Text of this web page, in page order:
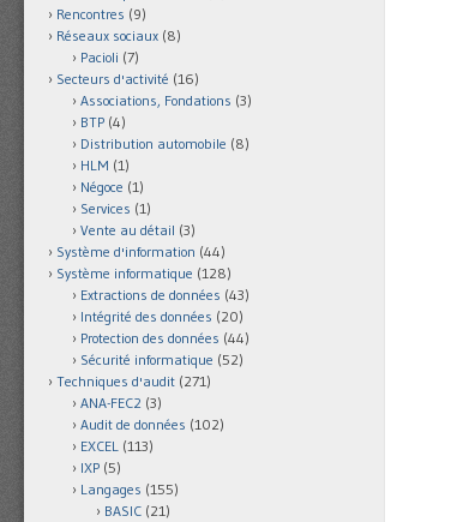
Rencontres (9)
Réseaux sociaux (8)
Pacioli (7)
Secteurs d'activité (16)
Associations, Fondations (3)
BTP (4)
Distribution automobile (8)
HLM (1)
Négoce (1)
Services (1)
Vente au détail (3)
Système d'information (44)
Système informatique (128)
Extractions de données (43)
Intégrité des données (20)
Protection des données (44)
Sécurité informatique (52)
Techniques d'audit (271)
ANA-FEC2 (3)
Audit de données (102)
EXCEL (113)
IXP (5)
Langages (155)
BASIC (21)